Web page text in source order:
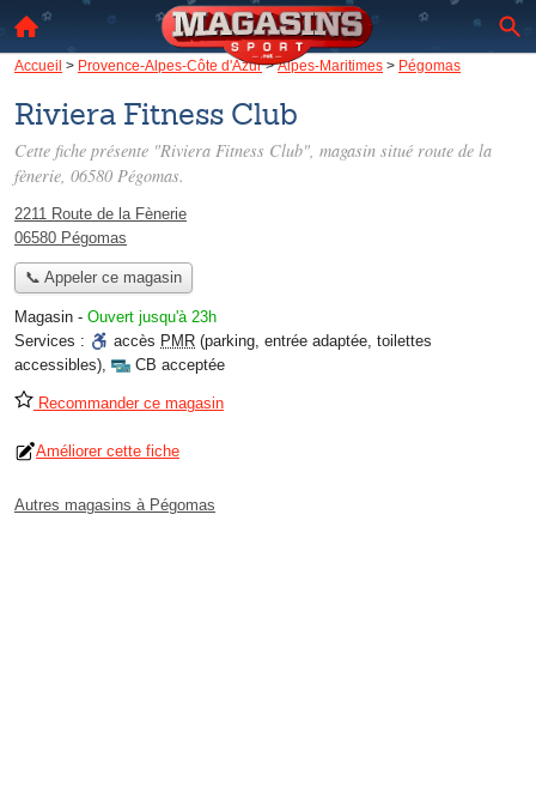
Accueil > Provence-Alpes-Côte d'Azur>Alpes-Maritimes > Pégomas
Riviera Fitness Club
Cette fiche présente "Riviera Fitness Club", magasin situé route de la
fènerie, 06580 Pégomas.
2211 Route de la Fènerie
06580 Pégomas
📞 Appeler ce magasin
Magasin - Ouvert jusqu'à 23h
Services :
accès PMR (parking, entrée adaptée, toilettes
accessibles), CB acceptée
Recommander ce magasin
Améliorer cette fiche
Autres magasins à Pégomas